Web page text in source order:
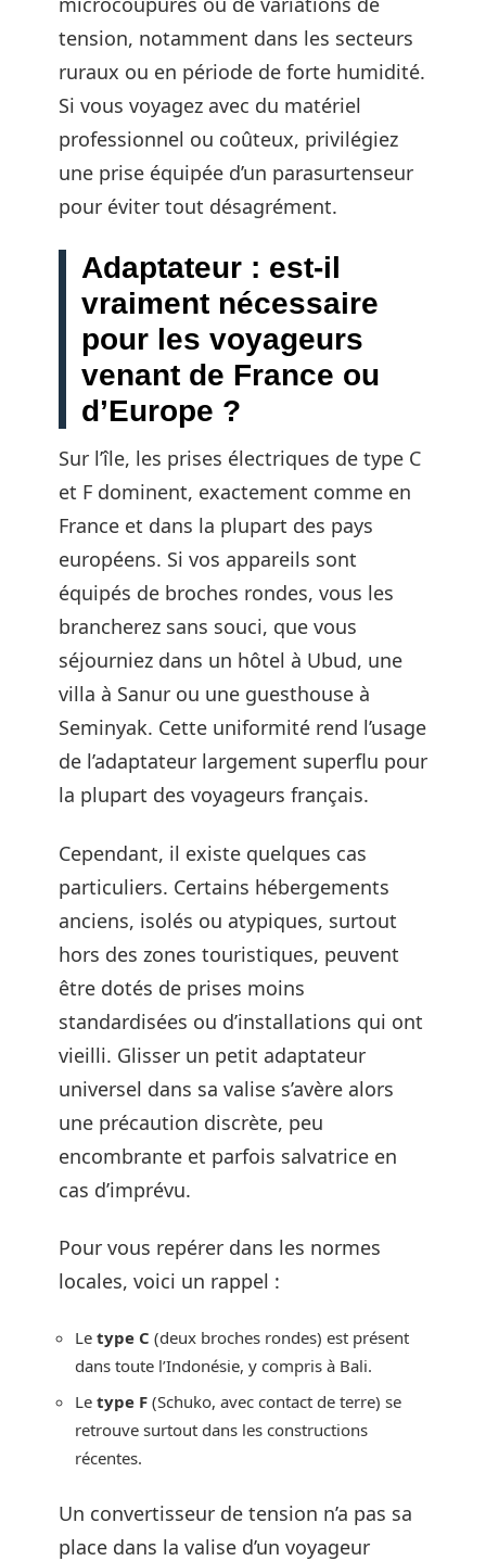
tension, notamment dans les secteurs
ruraux ou en période de forte humidité.
Si vous voyagez avec du matériel
professionnel ou coûteux, privilégiez
une prise équipée d’un parasurtenseur
pour éviter tout désagrément.
Adaptateur : est-il
vraiment nécessaire
pour les voyageurs
venant de France ou
d’Europe ?
Sur l’île, les prises électriques de type C
et F dominent, exactement comme en
France et dans la plupart des pays
européens. Si vos appareils sont
équipés de broches rondes, vous les
brancherez sans souci, que vous
séjourniez dans un hôtel à Ubud, une
villa à Sanur ou une guesthouse à
Seminyak. Cette uniformité rend l’usage
de l’adaptateur largement superflu pour
la plupart des voyageurs français.
Cependant, il existe quelques cas
particuliers. Certains hébergements
anciens, isolés ou atypiques, surtout
hors des zones touristiques, peuvent
être dotés de prises moins
standardisées ou d’installations qui ont
vieilli. Glisser un petit adaptateur
universel dans sa valise s’avère alors
une précaution discrète, peu
encombrante et parfois salvatrice en
cas d’imprévu.
Pour vous repérer dans les normes
locales, voici un rappel :
Le type C (deux broches rondes) est présent
dans toute l’Indonésie, y compris à Bali.
Le type F (Schuko, avec contact de terre) se
retrouve surtout dans les constructions
récentes.
Un convertisseur de tension n’a pas sa
place dans la valise d’un voyageur